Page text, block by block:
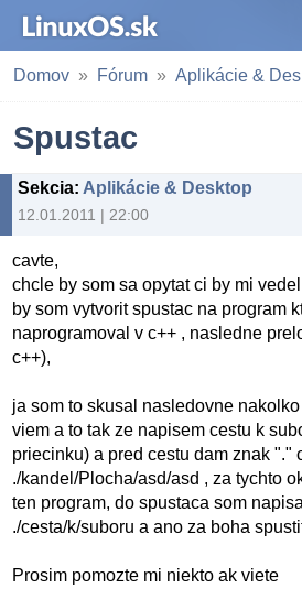
Domov Fórum Aplikácie &
Spustac
Sekcia: Aplikácie & Desktop
12.01.2011 | 22:00
cavte,
chcle by som sa opytat ci by mi
by som vytvorit spustac na program
naprogramoval v c++ , nasledne
c++),
ja som to skusal nasledovne
viem a to tak ze napisem cestu k
priecinku) a pred cestu dam znak "."
./kandel/Plocha/asd/asd , za tychto
ten program, do spustaca som
./cesta/k/suboru a ano za boha
Prosim pomozte mi niekto ak viete